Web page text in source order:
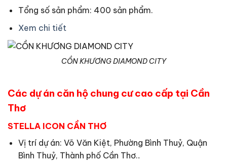
Tổng số sản phẩm: 400 sản phẩm.
Xem chi tiết
CỒN KHƯƠNG DIAMOND CITY
Các dự án căn hộ chung cư cao cấp tại Cần
Thơ
STELLA ICON CẦN THƠ
Vị trí dự án: Võ Văn Kiệt, Phường Bình Thuỷ, Quận
Bình Thuỷ, Thành phố Cần Thơ..